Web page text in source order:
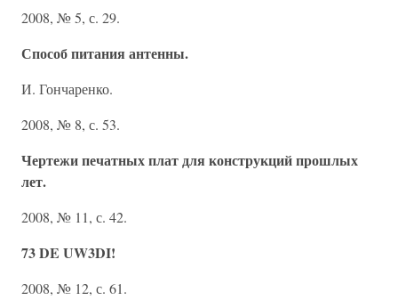
2008, № 5, с. 29.
Способ питания антенны.
И. Гончаренко.
2008, № 8, с. 53.
Чертежи печатных плат для конструкций прошлых
лет.
2008, № 11, с. 42.
73 DE UW3DI!
2008, № 12, с. 61.